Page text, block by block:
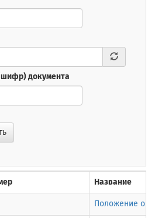
документа
Название
Положение о